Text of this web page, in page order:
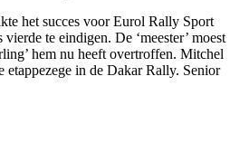
het succes voor Eurol Rally Sport
te eindigen. De ‘meester’ moest
hem nu heeft overtroffen. Mitchel
in de Dakar Rally. Senior